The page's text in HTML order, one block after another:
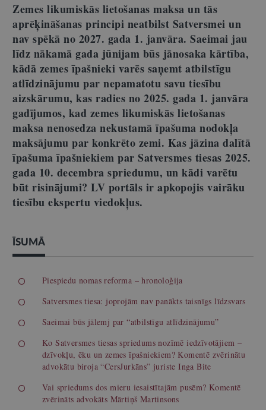
Zemes likumiskās lietošanas maksa un tās
aprēķināšanas principi neatbilst Satversmei un
nav spēkā no 2027. gada 1. janvāra. Saeimai jau
līdz nākamā gada jūnijam būs jānosaka kārtība,
kādā zemes īpašnieki varēs saņemt atbilstīgu
atlīdzinājumu par nepamatotu savu tiesību
aizskārumu, kas radies no 2025. gada 1. janvāra
gadījumos, kad zemes likumiskās lietošanas
maksa nenosedza nekustamā īpašuma nodokļa
maksājumu par konkrēto zemi. Kas jāzina dalītā
īpašuma īpašniekiem par Satversmes tiesas 2025.
gada 10. decembra spriedumu, un kādi varētu
būt risinājumi? LV portāls ir apkopojis vairāku
tiesību ekspertu viedokļus.
ĪSUMĀ
Piespiedu nomas reforma – hronoloģija
Satversmes tiesa: joprojām nav panākts taisnīgs līdzsvars
Saeimai būs jālemj par “atbilstīgu atlīdzinājumu”
Ko Satversmes tiesas spriedums nozīmē iedzīvotājiem –
dzīvokļu, ēku un zemes īpašniekiem? Komentē zvērinātu
advokātu biroja “CersJurkāns” juriste Inga Bite
Vai spriedums dos mieru iesaistītajām pusēm? Komentē
zvērināts advokāts Mārtiņš Martinsons